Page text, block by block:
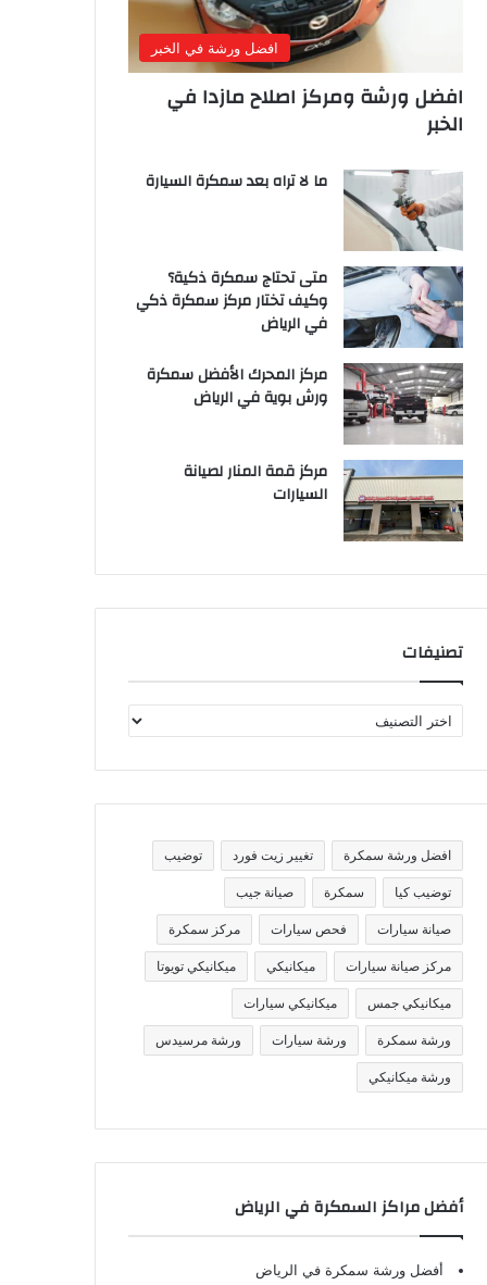
افضل ورشة في الخبر
افضل ورشة ومركز اصلاح مازدا في
الخبر
ما لا تراه بعد سمكرة السيارة
متى تحتاج سمكرة ذكية؟
وكيف تختار مركز سمكرة ذكي
في الرياض
مركز المحرك الأفضل سمكرة
ورش بوية في الرياض
مركز قمة المنار لصيانة
السيارات
تصنيفات
ص
ف
تافضل ورشة سمكرة تغيير زيت فورد توضيب
توضيب كيا سمكرة صيانة جيب
صيانة سيارات فحص سيارات مركز سمكرة
مركز صيانة سيارات ميكانيكي ميكانيكي تويوتا
ميكانيكي جمس ميكانيكي سيارات
ورشة سمكرة ورشة سيارات ورشة مرسيدس
ورشة ميكانيكي
أفضل مراكز السمكرة في الرياض
أفضل ورشة سمكرة في الرياض